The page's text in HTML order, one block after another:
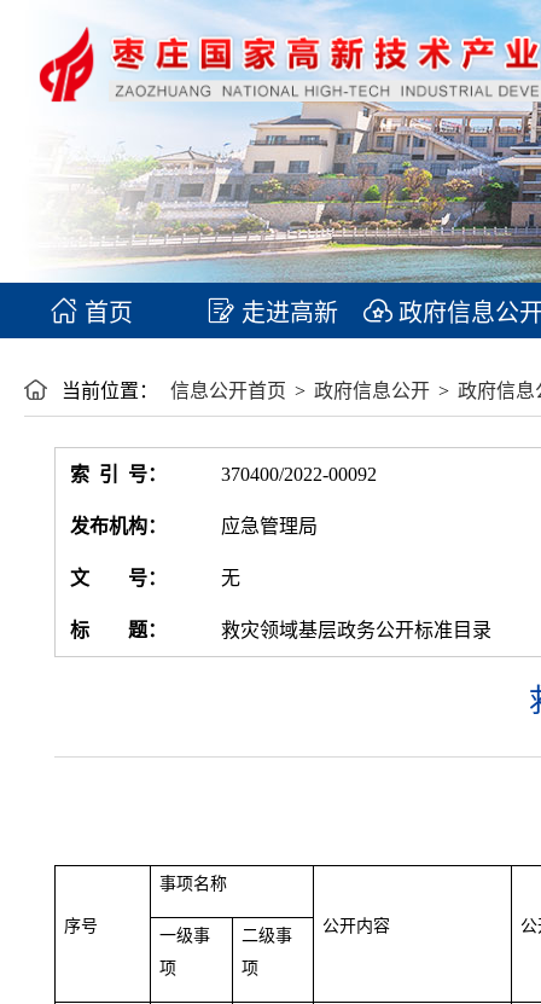
首页 走进高新 政府信息公
当前位置： 信息公开首页 > 政府信息公开 > 政府信息
索 引 号： 370400/2022-00092
发布机构： 应急管理局
文 号： 无
标 题： 救灾领域基层政务公开标准目录
序号
事项名称
公开内容
一级事
项
二级事
项